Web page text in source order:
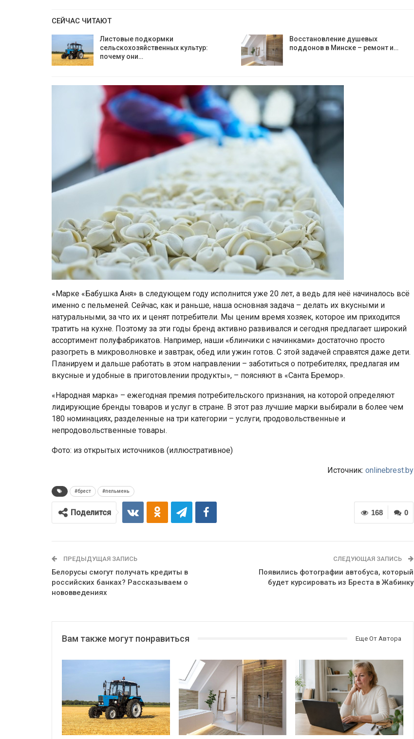
СЕЙЧАС ЧИТАЮТ
Листовые подкормки
сельскохозяйственных культур:
почему они…
Восстановление душевых
поддонов в Минске – ремонт и…
«Марке «Бабушка Аня» в следующем году исполнится уже 20 лет, а ведь для неё начиналось всё
именно с пельменей. Сейчас, как и раньше, наша основная задача – делать их вкусными и
натуральными, за что их и ценят потребители. Мы ценим время хозяек, которое им приходится
тратить на кухне. Поэтому за эти годы бренд активно развивался и сегодня предлагает широкий
ассортимент полуфабрикатов. Например, наши «блинчики с начинками» достаточно просто
разогреть в микроволновке и завтрак, обед или ужин готов. С этой задачей справятся даже дети.
Планируем и дальше работать в этом направлении – заботиться о потребителях, предлагая им
вкусные и удобные в приготовлении продукты», – поясняют в «Санта Бремор».
«Народная марка» – ежегодная премия потребительского признания, на которой определяют
лидирующие бренды товаров и услуг в стране. В этот раз лучшие марки выбирали в более чем
180 номинациях, разделенные на три категории – услуги, продовольственные и
непродовольственные товары.
Фото: из открытых источников (иллюстративное)
Источник: onlinebrest.by
#брест #пельмень
0
168
Поделится
ПРЕДЫДУЩАЯ ЗАПИСЬ
Белорусы смогут получать кредиты в
российских банках? Рассказываем о
нововведениях
СЛЕДУЮЩАЯ ЗАПИСЬ
Появились фотографии автобуса, который
будет курсировать из Бреста в Жабинку
Вам также могут понравиться Еще От Автора